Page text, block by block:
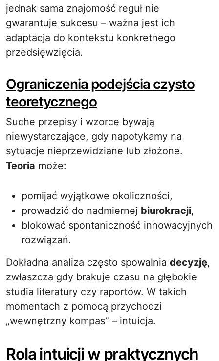
jednak sama znajomość reguł nie
gwarantuje sukcesu – ważna jest ich
adaptacja do kontekstu konkretnego
przedsięwzięcia.
Ograniczenia podejścia czysto
teoretycznego
Suche przepisy i wzorce bywają
niewystarczające, gdy napotykamy na
sytuacje nieprzewidziane lub złożone.
Teoria może:
pomijać wyjątkowe okoliczności,
prowadzić do nadmiernej biurokracji,
blokować spontaniczność innowacyjnych
rozwiązań.
Dokładna analiza często spowalnia decyzję,
zwłaszcza gdy brakuje czasu na głębokie
studia literatury czy raportów. W takich
momentach z pomocą przychodzi
„wewnętrzny kompas” – intuicja.
Rola intuicji w praktycznych